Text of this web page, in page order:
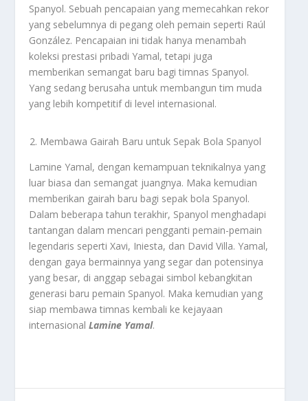
Spanyol. Sebuah pencapaian yang memecahkan rekor
yang sebelumnya di pegang oleh pemain seperti Raúl
González. Pencapaian ini tidak hanya menambah
koleksi prestasi pribadi Yamal, tetapi juga
memberikan semangat baru bagi timnas Spanyol.
Yang sedang berusaha untuk membangun tim muda
yang lebih kompetitif di level internasional.
Membawa Gairah Baru untuk Sepak Bola Spanyol
Lamine Yamal, dengan kemampuan teknikalnya yang
luar biasa dan semangat juangnya. Maka kemudian
memberikan gairah baru bagi sepak bola Spanyol.
Dalam beberapa tahun terakhir, Spanyol menghadapi
tantangan dalam mencari pengganti pemain-pemain
legendaris seperti Xavi, Iniesta, dan David Villa. Yamal,
dengan gaya bermainnya yang segar dan potensinya
yang besar, di anggap sebagai simbol kebangkitan
generasi baru pemain Spanyol. Maka kemudian yang
siap membawa timnas kembali ke kejayaan
internasional Lamine Yamal.